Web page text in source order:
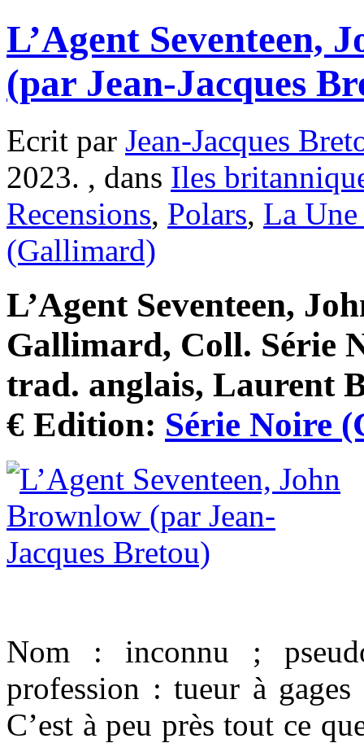
L’Agent Seventeen,
(par Jean-Jacques
Ecrit par Jean-Jacques
2023. , dans Iles
Recensions, Polars, La
(Gallimard)
L’Agent Seventeen,
Gallimard, Coll. Série
trad. anglais, Laurent
€ Edition: Série Noire
Nom : inconnu ;
profession : tueur à
C’est à peu près tout ce